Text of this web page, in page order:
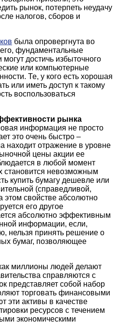
рынок, потерпеть неудачу
налогов, сборов и
была опровергнута во
фундаментальные
достичь избыточного
или компьютерные
Те, у кого есть хорошая
или иметь доступ к такому
воспользоваться
рынка
информация не просто
это очень быстро –
находит отражение в уровне
цены акции ее
в любой момент
становится невозможным
купить бумагу дешевле или
(справедливой,
этом свойстве абсолютно
его другое
абсолютно эффективным
информации, если,
нельзя принять решение о
бумаг, позволяющее
миллионы людей делают
справляются с
представляет собой набор
торговать финансовыми
эти активы в качестве
ресурсов с течением
экономическими